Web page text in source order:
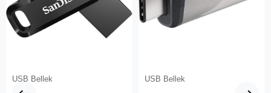
USB Bellek USB Bellek